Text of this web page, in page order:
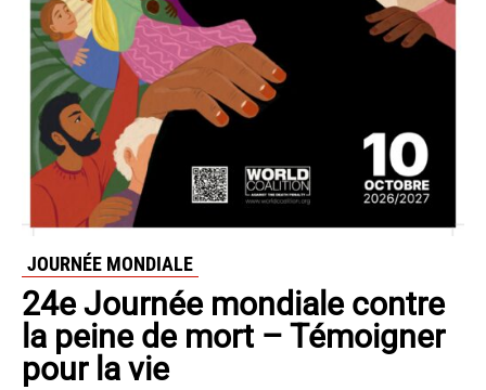
JOURNÉE MONDIALE
24e Journée mondiale contre
la peine de mort – Témoigner
pour la vie